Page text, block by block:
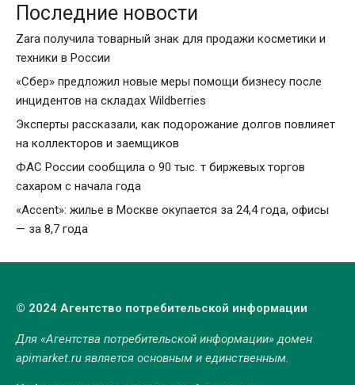
Последние новости
Zara получила товарный знак для продажи косметики и
техники в России
«Сбер» предложил новые меры помощи бизнесу после
инцидентов на складах Wildberries
Эксперты рассказали, как подорожание долгов повлияет
на коллекторов и заемщиков
ФАС России сообщила о 90 тыс. т биржевых торгов
сахаром с начала года
«Accent»: жилье в Москве окупается за 24,4 года, офисы
— за 8,7 года
© 2024 Агентство потребительской информации
Для «Агентства потребительской информации» домен
apimarket.ru является основным и единственным.